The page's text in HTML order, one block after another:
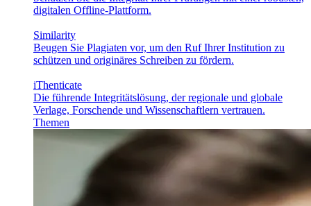
digitalen Offline-Plattform.
Similarity
Beugen Sie Plagiaten vor, um den Ruf Ihrer Institution zu
schützen und originäres Schreiben zu fördern.
iThenticate
Die führende Integritätslösung, der regionale und globale
Verlage, Forschende und Wissenschaftlern vertrauen.
Themen